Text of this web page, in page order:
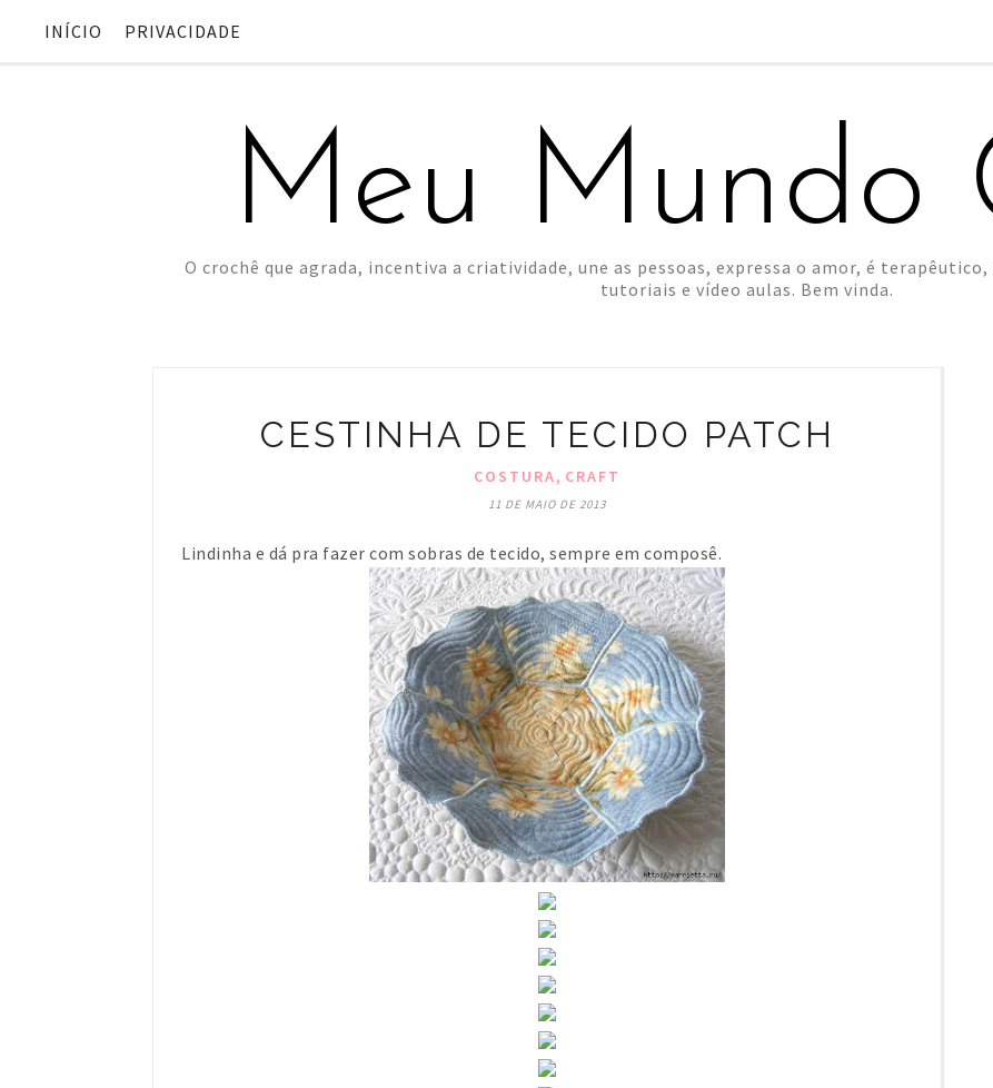
INÍCIO PRIVACIDADE
Meu Mundo
O crochê que agrada, incentiva a criatividade, une as pessoas, expressa o amor, é
tutoriais e vídeo aulas. Bem vinda.
CESTINHA DE TECIDO PATCH
COSTURA, CRAFT
11 DE MAIO DE 2013
Lindinha e dá pra fazer com sobras de tecido, sempre em composê.